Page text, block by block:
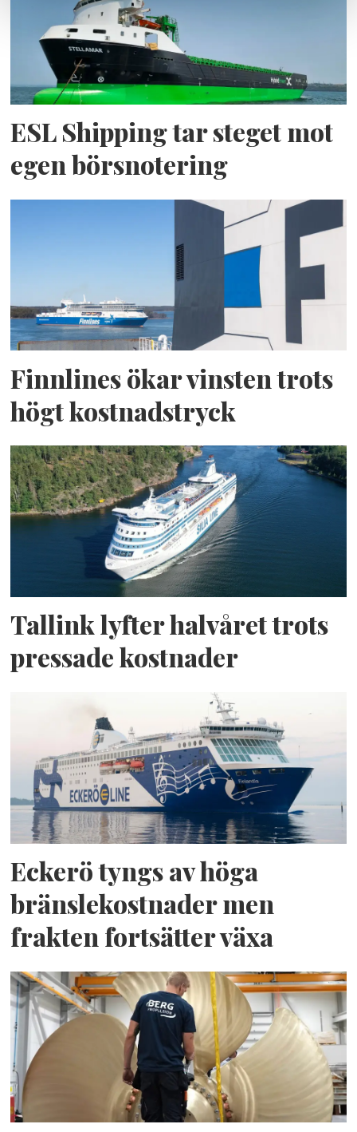
ESL Shipping tar steget mot
egen börsnotering
Finnlines ökar vinsten trots
högt kostnadstryck
Tallink lyfter halvåret trots
pressade kostnader
Eckerö tyngs av höga
bränslekostnader men
frakten fortsätter växa